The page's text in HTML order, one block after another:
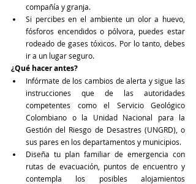
compañía y granja.
Si percibes en el ambiente un olor a huevo,
fósforos encendidos o pólvora, puedes estar
rodeado de gases tóxicos. Por lo tanto, debes
ir a un lugar seguro.
¿Qué hacer antes?
Infórmate de los cambios de alerta y sigue las
instrucciones que de las autoridades
competentes como el Servicio Geológico
Colombiano o la Unidad Nacional para la
Gestión del Riesgo de Desastres (UNGRD), o
sus pares en los departamentos y municipios.
Diseña tu plan familiar de emergencia con
rutas de evacuación, puntos de encuentro y
contempla los posibles alojamientos